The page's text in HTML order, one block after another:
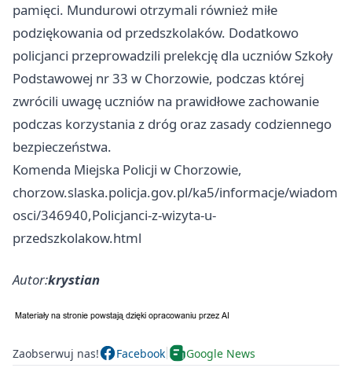
pamięci. Mundurowi otrzymali również miłe
podziękowania od przedszkolaków. Dodatkowo
policjanci przeprowadzili prelekcję dla uczniów Szkoły
Podstawowej nr 33 w Chorzowie, podczas której
zwrócili uwagę uczniów na prawidłowe zachowanie
podczas korzystania z dróg oraz zasady codziennego
bezpieczeństwa.
Komenda Miejska Policji w Chorzowie,
chorzow.slaska.policja.gov.pl/ka5/informacje/wiadom
osci/346940,Policjanci-z-wizyta-u-
przedszkolakow.html
Autor:krystian
Zaobserwuj nas! Facebook Google News